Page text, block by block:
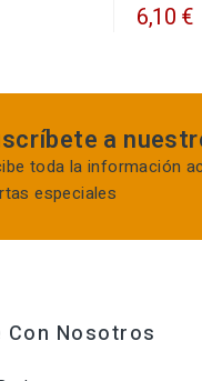
6,10 €
a
toda la información
especiales
Con Nosotros